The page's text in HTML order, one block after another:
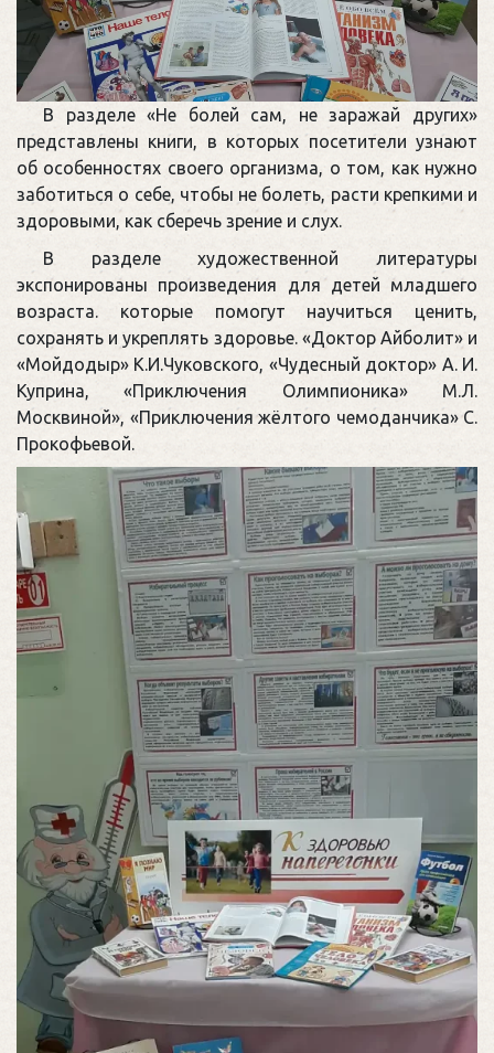
В разделе «Не болей сам, не заражай других»
представлены книги, в которых посетители узнают
об особенностях своего организма, о том, как нужно
заботиться о себе, чтобы не болеть, расти крепкими и
здоровыми, как сберечь зрение и слух.
В разделе художественной литературы
экспонированы произведения для детей младшего
возраста. которые помогут научиться ценить,
сохранять и укреплять здоровье. «Доктор Айболит» и
«Мойдодыр» К.И.Чуковского, «Чудесный доктор» А. И.
Куприна, «Приключения Олимпионика» М.Л.
Москвиной», «Приключения жёлтого чемоданчика» С.
Прокофьевой.